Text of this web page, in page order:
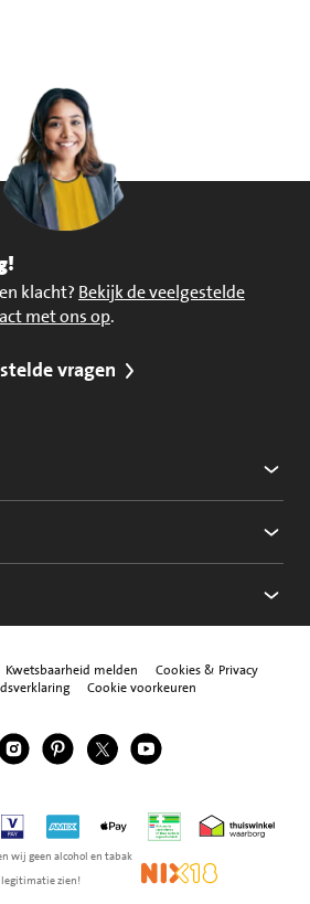
klacht? Bekijk de veelgestelde
met ons op.
vragen
Kwetsbaarheid melden
Cookies & Privacy
Cookie voorkeuren
FacebookInstagram
Jumbo Pinterest
Jumbo Twitter
Jumbo YouTube
Vpay American Express
Apple Pay Thuiswinkel
wij geen alcohol en tabak
legitimatie zien!
NIX18